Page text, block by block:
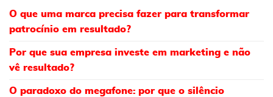
O que uma marca precisa fazer para transformar
patrocínio em resultado?
Por que sua empresa investe em marketing e não
vê resultado?
O paradoxo do megafone: por que o silêncio